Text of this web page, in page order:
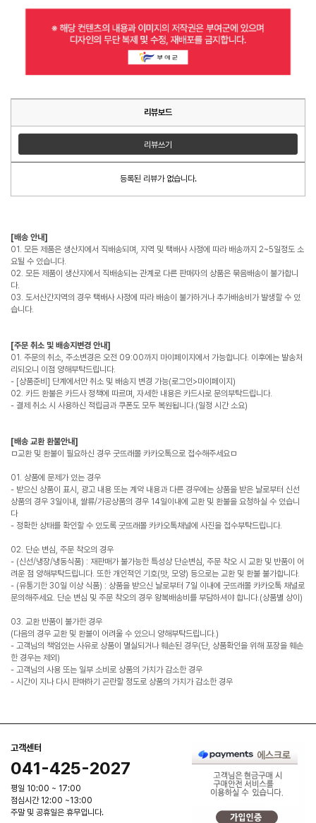
리뷰보드
리뷰쓰기
등록된 리뷰가 없습니다.
[배송 안내]
01. 모든 제품은 생산지에서 직배송되며, 지역 및 택배사 사정에 따라 배송까지 2~5일정도 소
요될 수 있습니다.
02. 모든 제품이 생산지에서 직배송되는 관계로 다른 판매자의 상품은 묶음배송이 불가합니
다.
03. 도서산간지역의 경우 택배사 사정에 따라 배송이 불가하거나 추가배송비가 발생할 수 있
습니다.
[주문 취소 및 배송지변경 안내]
01. 주문의 취소, 주소변경은 오전 09:00까지 마이페이지에서 가능합니다. 이후에는 발송처
리되오니 이점 양해부탁드립니다.
- [상품준비] 단계에서만 취소 및 배송지 변경 가능(로그인>마이페이지)
02. 카드 환불은 카드사 정책에 따르며, 자세한 내용은 카드사로 문의부탁드립니다.
- 결제 취소 시 사용하신 적립금과 쿠폰도 모두 복원됩니다.(일정 시간 소요)
[배송 교환 환불안내]
ㅁ교환 및 환불이 필요하신 경우 굿뜨래몰 카카오톡으로 접수해주세요ㅁ
01. 상품에 문제가 있는 경우
- 받으신 상품이 표시, 광고 내용 또는 계약 내용과 다른 경우에는 상품을 받은 날로부터 신선
상품의 경우 3일이내, 쌀류/가공상품의 경우 14일이내에 교환 및 환불을 요청하실 수 있습니
다
- 정확한 상태를 확인할 수 있도록 굿뜨래몰 카카오톡채널에 사진을 접수부탁드립니다.
02. 단순 변심, 주문 착오의 경우
- (신선/냉장/냉동식품) : 재판매가 불가능한 특성상 단순변심, 주문 착오 시 교환 및 반품이 어
려운 점 양해부탁드립니다. 또한 개인적인 기호(맛, 모양) 등으로는 교환 및 환불 불가합니다.
- (유통기한 30일 이상 식품) : 상품을 받으신 날로부터 7일 이내에 굿뜨래몰 카카오톡 채널로
문의해주세요. 단순 변심 및 주문 착오의 경우 왕복배송비를 부담하셔야 합니다.(상품별 상이)
03. 교환 반품이 불가한 경우
(다음의 경우 교환 및 환불이 어려울 수 있으니 양해부탁드립니다.)
- 고객님의 책임있는 사유로 상품이 멸실되거나 훼손된 경우(단, 상품확인을 위해 포장을 훼손
한 경우는 제외)
- 고객님의 사용 또는 일부 소비로 상품의 가치가 감소한 경우
- 시간이 지나 다시 판매하기 곤란할 정도로 상품의 가치가 감소한 경우
고객센터
041-425-2027
평일 10:00 ~ 17:00
점심시간 12:00 ~13:00
주말 및 공휴일은 휴무입니다.